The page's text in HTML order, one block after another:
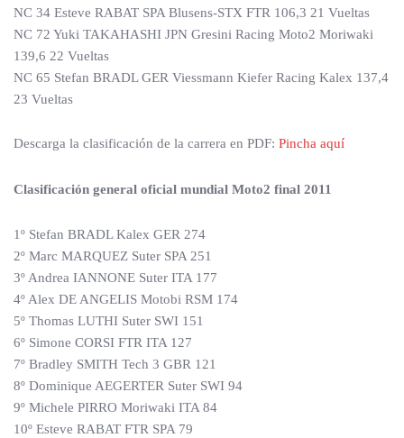
NC 34 Esteve RABAT SPA Blusens-STX FTR 106,3 21 Vueltas
NC 72 Yuki TAKAHASHI JPN Gresini Racing Moto2 Moriwaki
139,6 22 Vueltas
NC 65 Stefan BRADL GER Viessmann Kiefer Racing Kalex 137,4
23 Vueltas
Descarga la clasificación de la carrera en PDF: Pincha aquí
Clasificación general oficial mundial Moto2 final 2011
1º Stefan BRADL Kalex GER 274
2º Marc MARQUEZ Suter SPA 251
3º Andrea IANNONE Suter ITA 177
4º Alex DE ANGELIS Motobi RSM 174
5º Thomas LUTHI Suter SWI 151
6º Simone CORSI FTR ITA 127
7º Bradley SMITH Tech 3 GBR 121
8º Dominique AEGERTER Suter SWI 94
9º Michele PIRRO Moriwaki ITA 84
10º Esteve RABAT FTR SPA 79